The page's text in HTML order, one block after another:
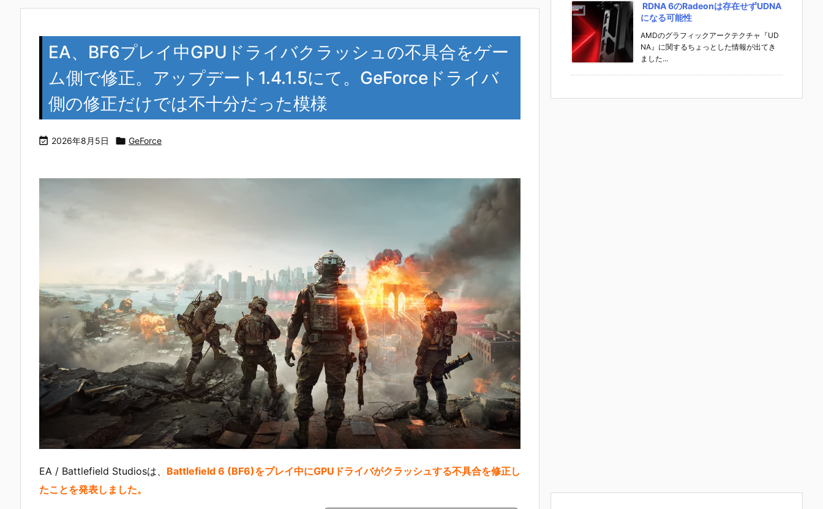
EA、BF6プレイ中GPUドライバクラッシュの不具合をゲー
ム側で修正。アップデート1.4.1.5にて。GeForceドライバ
側の修正だけでは不十分だった模様
 2026年8月5日  GeForce
EA / Battlefield Studiosは、 Battlefield 6 (BF6)をプレイ中にGPUドライバがクラッシュする不具合を修正し
たことを発表しました。
RDNA 6のRadeonは存在せずUDNA
になる可能性
AMDのグラフィックアークテクチャ『UD
NA』に関するちょっとした情報が出てき
ました...